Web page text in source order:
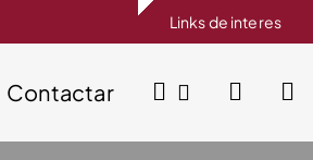
Links de interes
Contactar